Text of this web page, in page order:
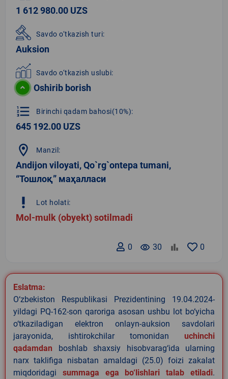
1 612 980.00 UZS
Savdo o‘tkazish turi:
Auksion
Savdo o‘tkazish uslubi:
Oshirib borish
format_list_numbered Birinchi qadam bahosi(10%):
645 192.00 UZS
location_on Manzil:
Andijon viloyati, Qo`rg`ontepa tumani,
“Тошлоқ” маҳалласи
priority_high Lot holati:
Mol-mulk (obyekt) sotilmadi
0
remove_red_eye 30
0
Eslatma:
O‘zbekiston Respublikasi Prezidentining 19.04.2024-
yildagi PQ-162-son qaroriga asosan ushbu lot bo‘yicha
o‘tkaziladigan elektron onlayn-auksion savdolari
jarayonida, ishtirokchilar tomonidan uchinchi
qadamdan boshlab shaxsiy hisobvarag‘ida ularning
narx taklifiga nisbatan amaldagi (25.0) foizi zakalat
miqdoridagi summaga ega bo‘lishlari talab etiladi.